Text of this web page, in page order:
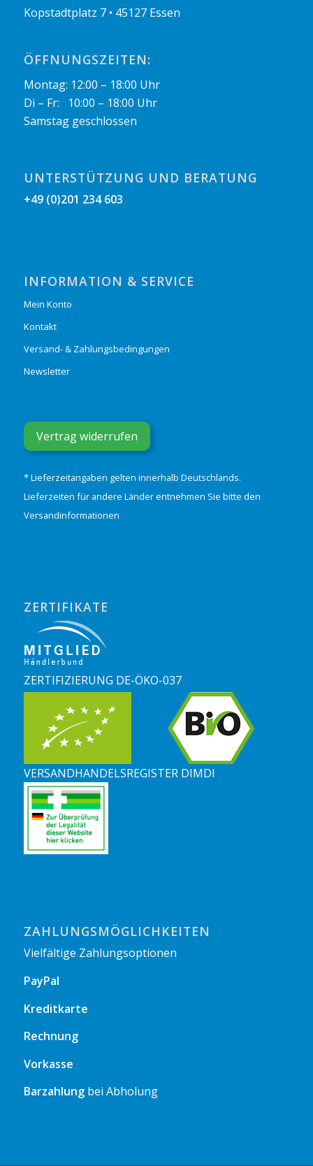
Kopstadtplatz 7 • 45127 Essen
ÖFFNUNGSZEITEN:
Montag: 12:00 – 18:00 Uhr
Di – Fr: 10:00 – 18:00 Uhr
Samstag geschlossen
UNTERSTÜTZUNG UND BERATUNG
+49 (0)201 234 603
INFORMATION & SERVICE
Mein Konto
Kontakt
Versand- & Zahlungsbedingungen
Newsletter
Vertrag widerrufen
* Lieferzeitangaben gelten innerhalb Deutschlands.
Lieferzeiten für andere Länder entnehmen Sie bitte den
Versandinformationen
ZERTIFIKATE
ZERTIFIZIERUNG DE-ÖKO-037
VERSANDHANDELSREGISTER DIMDI
ZAHLUNGSMÖGLICHKEITEN
Vielfältige Zahlungsoptionen
PayPal
Kreditkarte
Rechnung
Vorkasse
Barzahlungbei Abholung